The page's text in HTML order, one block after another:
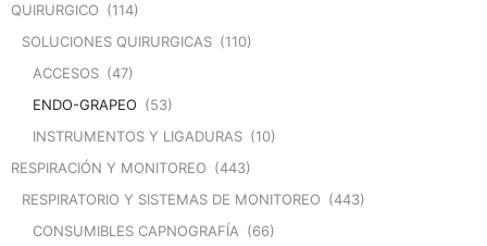
QUIRURGICO (114)
SOLUCIONES QUIRURGICAS (110)
ACCESOS (47)
ENDO-GRAPEO (53)
INSTRUMENTOS Y LIGADURAS (10)
RESPIRACIÓN Y MONITOREO (443)
RESPIRATORIO Y SISTEMAS DE MONITOREO (443)
CONSUMIBLES CAPNOGRAFÍA (66)